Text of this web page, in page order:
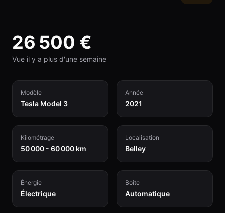
26 500 €
Vue il y a plus d'une semaine
Modèle
Tesla Model 3
Année
2021
Kilométrage
50 000 - 60 000 km
Localisation
Belley
Énergie
Électrique
Boîte
Automatique